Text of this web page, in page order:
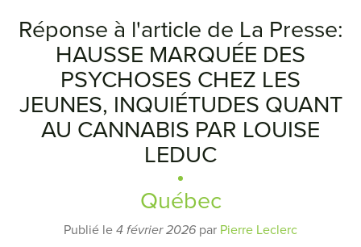
Réponse à l'article de La Presse:
HAUSSE MARQUÉE DES
PSYCHOSES CHEZ LES
JEUNES, INQUIÉTUDES QUANT
AU CANNABIS PAR LOUISE
LEDUC
Québec
Publié le 4 février 2026 par Pierre Leclerc